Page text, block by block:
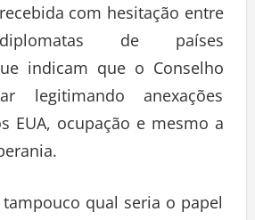
com hesitação entre
de países
indicam que o Conselho
legitimando anexações
EUA, ocupação e mesmo a
qual seria o papel